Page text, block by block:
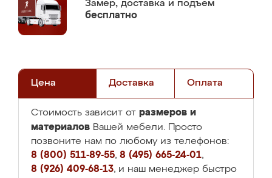
Замер, доставка и подъем
бесплатно
Цена Доставка Оплата
Стоимость зависит от размеров и
материалов Вашей мебели. Просто
позвоните нам по любому из телефонов:
8 (800) 511-89-55, 8 (495) 665-24-01,
8 (926) 409-68-13, и наш менеджер быстро